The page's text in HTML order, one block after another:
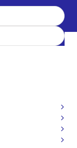
by